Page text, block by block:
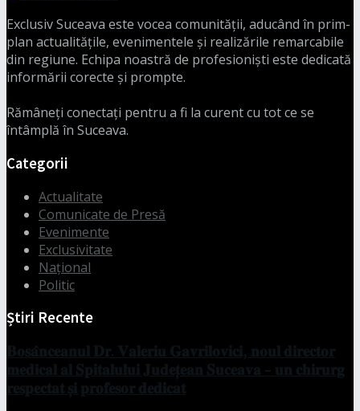
Exclusiv Suceava este vocea comunității, aducând în prim-
plan actualitățile, evenimentele și realizările remarcabile
din regiune. Echipa noastră de profesioniști este dedicată
informării corecte și prompte.
Rămâneți conectați pentru a fi la curent cu tot ce se
întâmplă în Suceava.
Categorii
Actualitate
Comunicate de Presă
Evenimente
Exclusivitate
Național
Politic
Știri Recente